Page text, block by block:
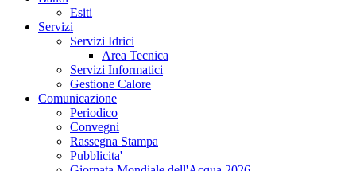
Esiti
Servizi
Servizi Idrici
Area Tecnica
Servizi Informatici
Gestione Calore
Comunicazione
Periodico
Convegni
Rassegna Stampa
Pubblicita'